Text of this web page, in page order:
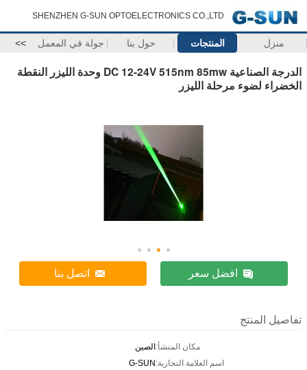
SHENZHEN G-SUN OPTOELECTRONICS CO.,LTD
منزل المنتجات حول بنا جولة في المعمل >>
الدرجة الصناعية DC 12-24V 515nm 85mw وحدة الليزر النقطة
الخضراء لضوء مرحلة الليزر
افضل سعر اتصل بنا
تفاصيل المنتج
مكان المنشأ:الصين
اسم العلامة التجارية:G-SUN